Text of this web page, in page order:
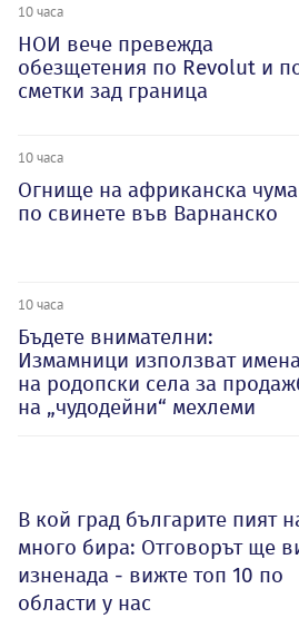
10 часа
НОИ вече превежда
обезщетения по Revolut и
сметки зад граница
10 часа
Огнище на африканска чума
по свинете във Варнанско
10 часа
Бъдете внимателни:
Измамници използват
на родопски села за
на „чудодейни“ мехлеми
В кой град българите пият
много бира: Отговорът ще
изненада - вижте топ 10 по
области у нас